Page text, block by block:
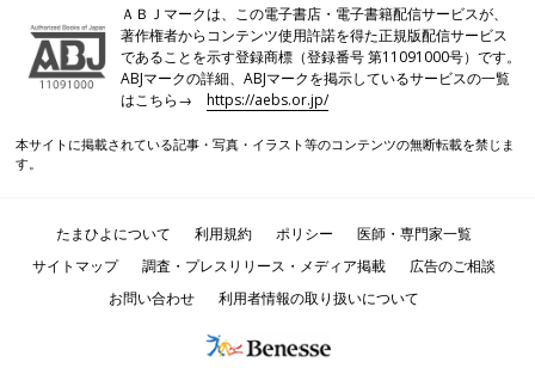
ＡＢＪマークは、この電子書店・電子書籍配信サービスが、
著作権者からコンテンツ使用許諾を得た正規版配信サービス
であることを示す登録商標（登録番号 第11091000号）です。
ABJマークの詳細、ABJマークを掲示しているサービスの一覧
はこちら→https://aebs.or.jp/
本サイトに掲載されている記事・写真・イラスト等のコンテンツの無断転載を禁じま
す。
たまひよについて 利用規約 ポリシー
医師・専門家一覧
サイトマップ
調査・プレスリリース・メディア掲載
広告のご相談
お問い合わせ
利用者情報の取り扱いについて